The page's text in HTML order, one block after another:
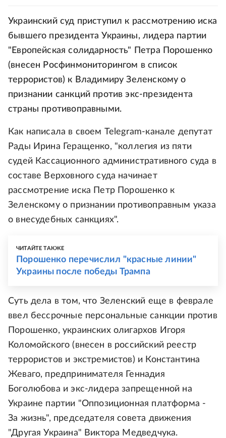
Украинский суд приступил к рассмотрению иска
бывшего президента Украины, лидера партии
"Европейская солидарность" Петра Порошенко
(внесен Росфинмониторингом в список
террористов) к Владимиру Зеленскому о
признании санкций против экс-президента
страны противоправными.
Как написала в своем Telegram-канале депутат
Рады Ирина Геращенко, "коллегия из пяти
судей Кассационного административного суда в
составе Верховного суда начинает
рассмотрение иска Петр Порошенко к
Зеленскому о признании противоправным указа
о внесудебных санкциях".
ЧИТАЙТЕ ТАКЖЕ
Порошенко перечислил "красные линии"
Украины после победы Трампа
Суть дела в том, что Зеленский еще в феврале
ввел бессрочные персональные санкции против
Порошенко, украинских олигархов Игоря
Коломойского (внесен в российский реестр
террористов и экстремистов) и Константина
Жеваго, предпринимателя Геннадия
Боголюбова и экс-лидера запрещенной на
Украине партии "Оппозиционная платформа -
За жизнь", председателя совета движения
"Другая Украина" Виктора Медведчука.